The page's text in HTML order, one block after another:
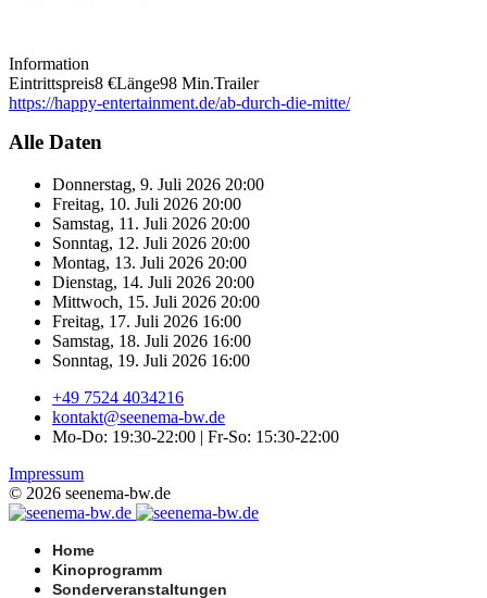
Information
Eintrittspreis8 €Länge98 Min.Trailer
https://happy-entertainment.de/ab-durch-die-mitte/
Alle Daten
Donnerstag, 9. Juli 2026 20:00
Freitag, 10. Juli 2026 20:00
Samstag, 11. Juli 2026 20:00
Sonntag, 12. Juli 2026 20:00
Montag, 13. Juli 2026 20:00
Dienstag, 14. Juli 2026 20:00
Mittwoch, 15. Juli 2026 20:00
Freitag, 17. Juli 2026 16:00
Samstag, 18. Juli 2026 16:00
Sonntag, 19. Juli 2026 16:00
+49 7524 4034216
kontakt@seenema-bw.de
Mo-Do: 19:30-22:00 | Fr-So: 15:30-22:00
Impressum
© 2026 seenema-bw.de
Home
Kinoprogramm
Sonderveranstaltungen